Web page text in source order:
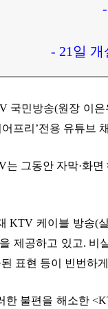
- 21일 개
국민방송(원장 이은
어프리’전용 유튜브
는 그동안 자막·화
KTV 케이블 방송(
제공하고 있고. 비
표현 등이 빈번하
한 불편을 해소한